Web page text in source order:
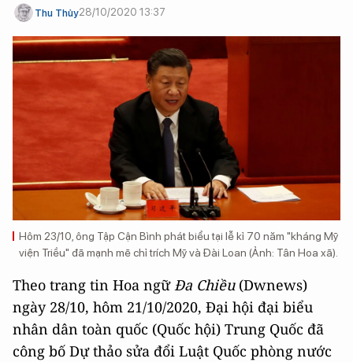
Thu Thủy28/10/2020 13:37
Hôm 23/10, ông Tập Cận Bình phát biểu tại lễ kỉ 70 năm "kháng Mỹ
viện Triều" đã mạnh mẽ chỉ trích Mỹ và Đài Loan (Ảnh: Tân Hoa xã).
Theo trang tin Hoa ngữĐa Chiều(Dwnews)
ngày 28/10, hôm 21/10/2020, Đại hội đại biểu
nhân dân toàn quốc (Quốc hội) Trung Quốc đã
công bố Dự thảo sửa đổi Luật Quốc phòng nước